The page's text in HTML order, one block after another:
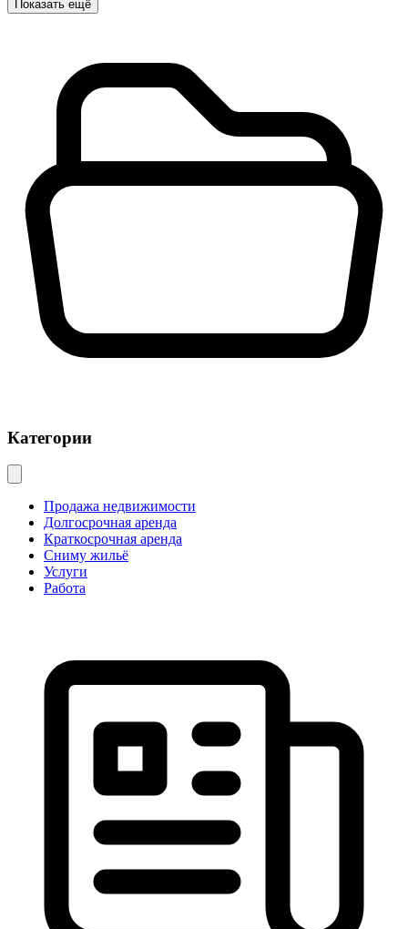
Показать ещё
Категории
Продажа недвижимости
Долгосрочная аренда
Краткосрочная аренда
Сниму жильё
Услуги
Работа